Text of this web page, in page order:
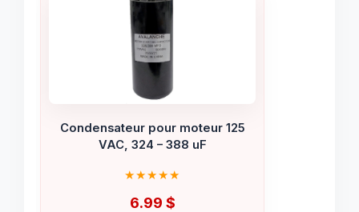
Condensateur pour moteur 125
VAC, 324 – 388 uF
6.99 $